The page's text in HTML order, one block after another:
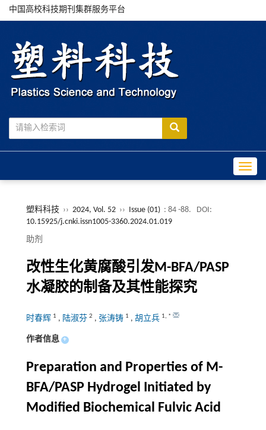
中国高校科技期刊集群服务平台
塑料科技 ›› 2024, Vol. 52 ›› Issue (01) : 84 -88.
DOI:
10.15925/j.cnki.issn1005-3360.2024.01.019
助剂
改性生化黄腐酸引发M-BFA/PASP
水凝胶的制备及其性能探究
时春辉 1 , 陆淑芬 2 , 张涛铸 1 , 胡立兵 1, *
作者信息 +
Preparation and Properties of M-
BFA/PASP Hydrogel Initiated by
Modified Biochemical Fulvic Acid